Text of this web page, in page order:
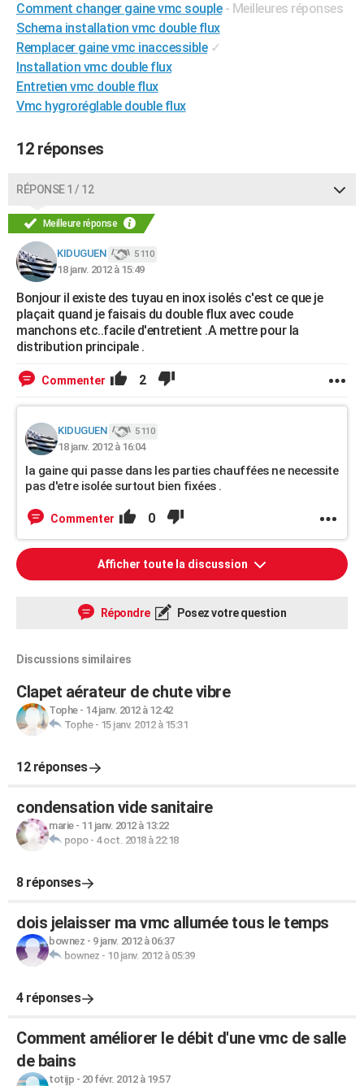
COPAINS D'AVANT
S'inscrire
Se connecter
Lycées
Collèges
Primaires
Universités
Entreprises
Service militaire
Avis de recherche
AVIS DE DÉCÈS
FORUM
Comment changer gaine vmc souple - Meilleures réponses
Schema installation vmc double flux
Remplacer gaine vmc inaccessible ✓
Installation vmc double flux
Entretien vmc double flux
Vmc hygroréglable double flux
12 réponses
RÉPONSE 1 / 12
Meilleure réponse
KIDUGUEN 5 110
18 janv. 2012 à 15:49
Bonjour il existe des tuyau en inox isolés c'est ce que je
plaçait quand je faisais du double flux avec coude
manchons etc..facile d'entretient .A mettre pour la
distribution principale .
Commenter 2
KIDUGUEN 5 110
18 janv. 2012 à 16:04
la gaine qui passe dans les parties chauffées ne necessite
pas d'etre isolée surtout bien fixées .
Commenter 0
Afficher toute la discussion
Répondre Posez votre question
Discussions similaires
Clapet aérateur de chute vibre
Tophe- 14 janv. 2012 à 12:42
Tophe- 15 janv. 2012 à 15:31
12 réponses
condensation vide sanitaire
marie- 11 janv. 2012 à 13:22
popo- 4 oct. 2018 à 22:18
8 réponses
dois jelaisser ma vmc allumée tous le temps
bownez - 9 janv. 2012 à 06:37
bownez - 10 janv. 2012 à 05:39
4 réponses
Comment améliorer le débit d'une vmc de salle
de bains
totijp - 20 févr. 2012 à 19:57